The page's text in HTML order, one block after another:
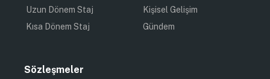
Uzun Dönem Staj
Kısa Dönem Staj
Kişisel Gelişim
Gündem
Sözleşmeler